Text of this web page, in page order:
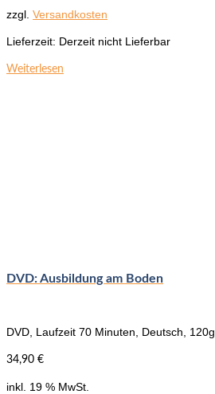
zzgl. Versandkosten
Lieferzeit: Derzeit nicht Lieferbar
Weiterlesen
DVD: Ausbildung am Boden
DVD, Laufzeit 70 Minuten, Deutsch, 120g
34,90 €
inkl. 19 % MwSt.